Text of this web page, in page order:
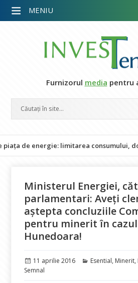
Furnizorul media pentru
limitarea consumului, doar
Ministerul Energiei,
parlamentari: Aveți
aștepta concluziile
pentru minerit în cazul
Hunedoara!
Publicat
pe
11 aprilie 2016 Categorii
Esential, Minerit,
Semnal
MENIU